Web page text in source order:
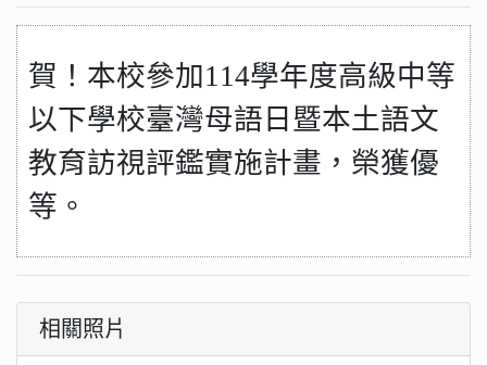
賀！本校參加114學年度高級中等
以下學校臺灣母語日暨本土語文
教育訪視評鑑實施計畫，榮獲優
等。
相關照片